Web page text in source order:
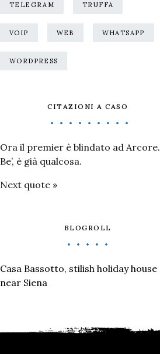
TELEGRAM TRUFFA
VOIP WEB WHATSAPP
WORDPRESS
CITAZIONI A CASO
Ora il premier è blindato ad Arcore.
Be’, è già qualcosa.
Next quote »
BLOGROLL
Casa Bassotto, stilish holiday house
near Siena